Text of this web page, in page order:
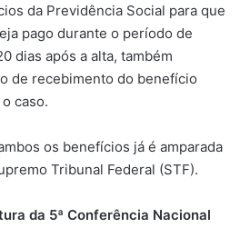
da Previdência Social para que
pago durante o período de
dias após a alta, também
de recebimento do benefício
caso.
os benefícios já é amparada
Tribunal Federal (STF).
da 5ª Conferência Nacional